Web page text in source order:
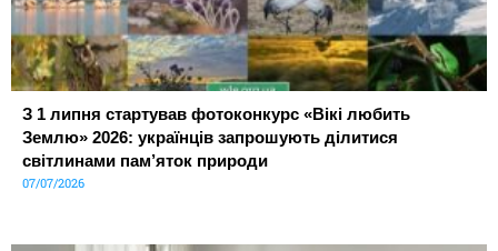
З 1 липня стартував фотоконкурс «Вікі любить
Землю» 2026: українців запрошують ділитися
світлинами пам’яток природи
07/07/2026